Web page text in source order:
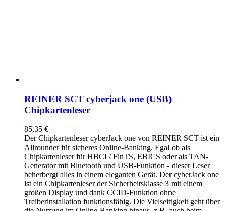
REINER SCT cyberjack one (USB)
Chipkartenleser
85,35 €
Der Chipkartenleser cyberJack one von REINER SCT ist ein
Allrounder für sicheres Online-Banking. Egal ob als
Chipkartenleser für HBCI / FinTS, EBICS oder als TAN-
Generator mit Bluetooth und USB-Funktion - dieser Leser
beherbergt alles in einem eleganten Gerät. Der cyberJack one
ist ein Chipkartenleser der Sicherheitsklasse 3 mit einem
großen Display und dank CCID-Funktion ohne
Treiberinstallation funktionsfähig. Die Vielseitigkeit geht über